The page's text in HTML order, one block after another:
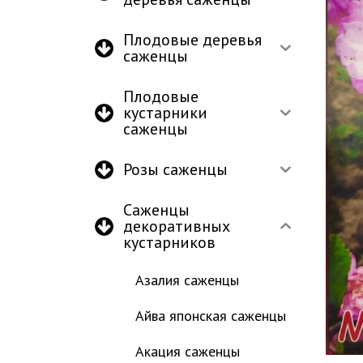
Плодовые деревья
саженцы
Плодовые
кустарники
саженцы
Розы саженцы
Саженцы
декоративных
кустарников
Азалия саженцы
Айва японская саженцы
Акация саженцы